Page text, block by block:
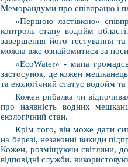
Меморандуми про співпрацю і
«Першою ластівкою»
контроль стану водойм
завершення його тестування
можна вже ознайомитися за
«EcoWater» - мапа
застосунок, де кожен
та екологічний статус водойм
Кожен рибалка чи
про наявність водних
екологічний стан.
Крім того, він може дати
на березі, незаконні викиди
Кожен, розміщуючи світлини,
відповідні служби,